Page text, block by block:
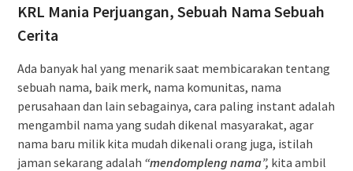
KRL Mania Perjuangan, Sebuah Nama Sebuah
Cerita
Ada banyak hal yang menarik saat membicarakan tentang
sebuah nama, baik merk, nama komunitas, nama
perusahaan dan lain sebagainya, cara paling instant adalah
mengambil nama yang sudah dikenal masyarakat, agar
nama baru milik kita mudah dikenali orang juga, istilah
jaman sekarang adalah “mendompleng nama”, kita ambil